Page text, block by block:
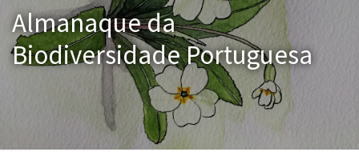
Almanaque da
Biodiversidade Portuguesa